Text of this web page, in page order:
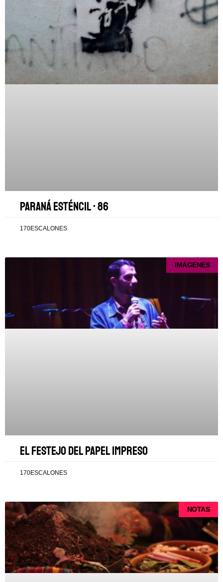
Paraná esténcil • 86
170ESCALONES
IMÁGENES
El festejo del papel impreso
170ESCALONES
NOTAS